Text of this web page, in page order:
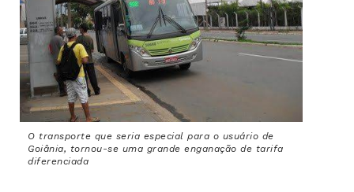
O transporte que seria especial para o usuário de
Goiânia, tornou-se uma grande enganação de tarifa
diferenciada